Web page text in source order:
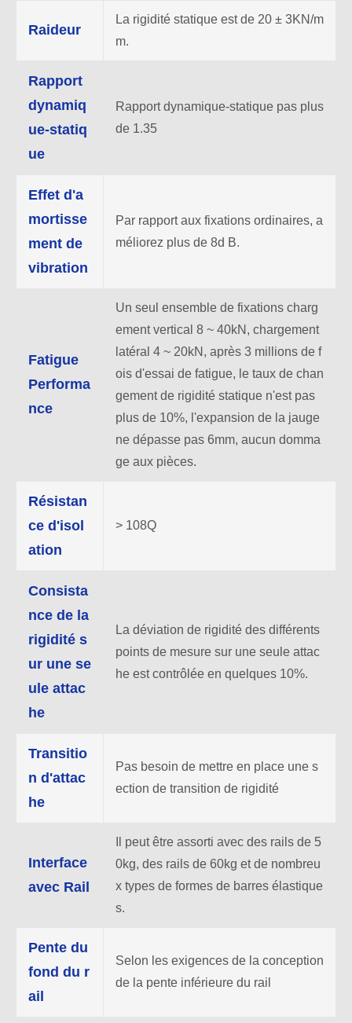
Raideur
La rigidité statique est de 20 ± 3KN/m
m.
Rapport
dynamiq
ue-statiq
ue
Rapport dynamique-statique pas plus
de 1.35
Effet d'a
mortisse
ment de
vibration
Par rapport aux fixations ordinaires, a
méliorez plus de 8d B.
Fatigue
Performa
nce
Un seul ensemble de fixations charg
ement vertical 8 ~ 40kN, chargement
latéral 4 ~ 20kN, après 3 millions de f
ois d'essai de fatigue, le taux de chan
gement de rigidité statique n'est pas
plus de 10%, l'expansion de la jauge
ne dépasse pas 6mm, aucun domma
ge aux pièces.
Résistan
ce d'isol
ation
> 108Q
Consista
nce de la
rigidité s
ur une se
ule attac
he
La déviation de rigidité des différents
points de mesure sur une seule attac
he est contrôlée en quelques 10%.
Transitio
n d'attac
he
Pas besoin de mettre en place une s
ection de transition de rigidité
Interface
avec Rail
Il peut être assorti avec des rails de 5
0kg, des rails de 60kg et de nombreu
x types de formes de barres élastique
s.
Pente du
fond du r
ail
Selon les exigences de la conception
de la pente inférieure du rail